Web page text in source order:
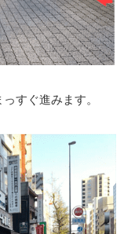
すぐ進みます。